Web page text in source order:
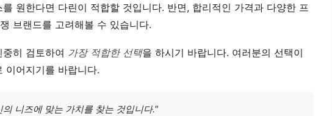
원한다면 다린이 적합할 것입니다. 반면, 합리적인 가격과 다양한 프
브랜드를 고려해볼 수 있습니다.
히 검토하여 가장 적합한 선택을 하시기 바랍니다. 여러분의 선택이
이어지기를 바랍니다.
니즈에 맞는 가치를 찾는 것입니다."